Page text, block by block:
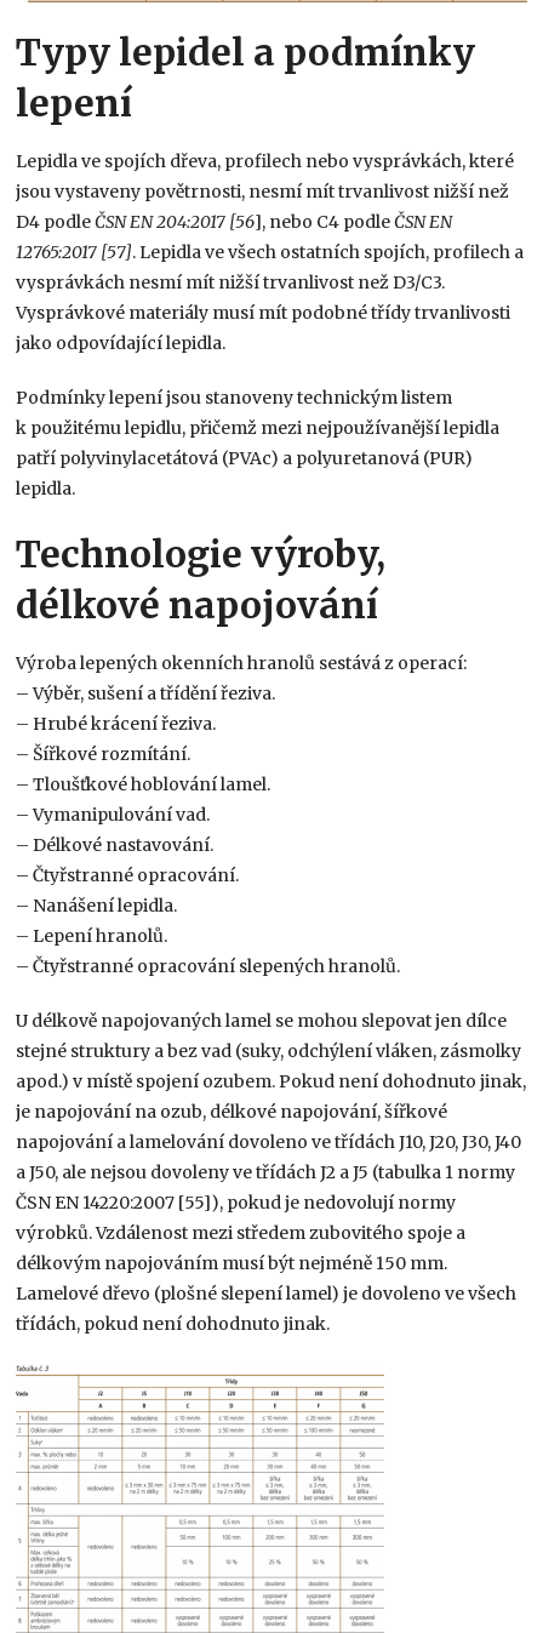
Typy lepidel a podmínky
lepení
Lepidla ve spojích dřeva, profilech nebo vysprávkách, které
jsou vystaveny povětrnosti, nesmí mít trvanlivost nižší než
D4 podleČSN EN 204:2017 [56], nebo C4 podleČSN EN
12765:2017 [57]. Lepidla ve všech ostatních spojích, profilech a
vysprávkách nesmí mít nižší trvanlivost než D3/C3.
Vysprávkové materiály musí mít podobné třídy trvanlivosti
jako odpovídající lepidla.
Podmínky lepení jsou stanoveny technickým listem
k použitému lepidlu, přičemž mezi nejpoužívanější lepidla
patří polyvinylacetátová (PVAc) a polyuretanová (PUR)
lepidla.
Technologie výroby,
délkové napojování
Výroba lepených okenních hranolů sestává z operací:
– Výběr, sušení a třídění řeziva.
– Hrubé krácení řeziva.
– Šířkové rozmítání.
– Tloušťkové hoblování lamel.
– Vymanipulování vad.
– Délkové nastavování.
– Čtyřstranné opracování.
– Nanášení lepidla.
– Lepení hranolů.
– Čtyřstranné opracování slepených hranolů.
U délkově napojovaných lamel se mohou slepovat jen dílce
stejné struktury a bez vad (suky, odchýlení vláken, zásmolky
apod.) v místě spojení ozubem. Pokud není dohodnuto jinak,
je napojování na ozub, délkové napojování, šířkové
napojování a lamelování dovoleno ve třídách J10, J20, J30, J40
a J50, ale nejsou dovoleny ve třídách J2 a J5 (tabulka 1 normy
ČSN EN 14220:2007 [55]), pokud je nedovolují normy
výrobků. Vzdálenost mezi středem zubovitého spoje a
délkovým napojováním musí být nejméně 150 mm.
Lamelové dřevo (plošné slepení lamel) je dovoleno ve všech
třídách, pokud není dohodnuto jinak.